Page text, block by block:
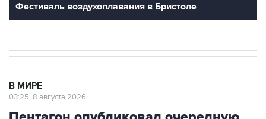
Фестиваль воздухоплавания в Бристоле
В МИРЕ
03:25, 8 августа 2026